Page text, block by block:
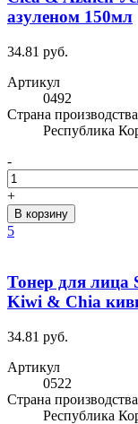
азуленом 150мл
34.81 руб.
Артикул
0492
Cтрана производства
Республика
-
+
В корзину
5
Тонер для лица
Kiwi & Chia
34.81 руб.
Артикул
0522
Cтрана производства
Республика